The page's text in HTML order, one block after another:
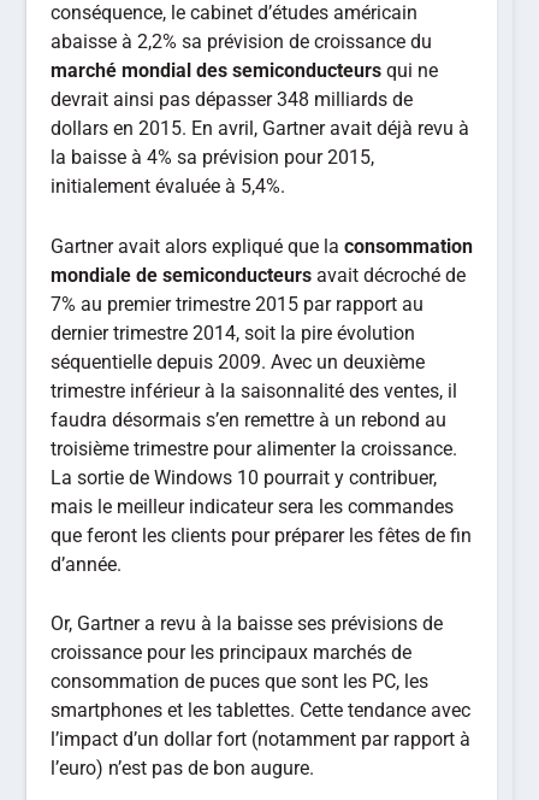
conséquence, le cabinet d’études américain
abaisse à 2,2% sa prévision de croissance du
marché mondial des semiconducteurs qui ne
devrait ainsi pas dépasser 348 milliards de
dollars en 2015. En avril, Gartner avait déjà revu à
la baisse à 4% sa prévision pour 2015,
initialement évaluée à 5,4%.
Gartner avait alors expliqué que laconsommation
mondiale de semiconducteurs avait décroché de
7% au premier trimestre 2015 par rapport au
dernier trimestre 2014, soit la pire évolution
séquentielle depuis 2009. Avec un deuxième
trimestre inférieur à la saisonnalité des ventes, il
faudra désormais s’en remettre à un rebond au
troisième trimestre pour alimenter la croissance.
La sortie de Windows 10 pourrait y contribuer,
mais le meilleur indicateur sera les commandes
que feront les clients pour préparer les fêtes de fin
d’année.
Or, Gartner a revu à la baisse ses prévisions de
croissance pour les principaux marchés de
consommation de puces que sont les PC, les
smartphones et les tablettes. Cette tendance avec
l’impact d’un dollar fort (notamment par rapport à
l’euro) n’est pas de bon augure.